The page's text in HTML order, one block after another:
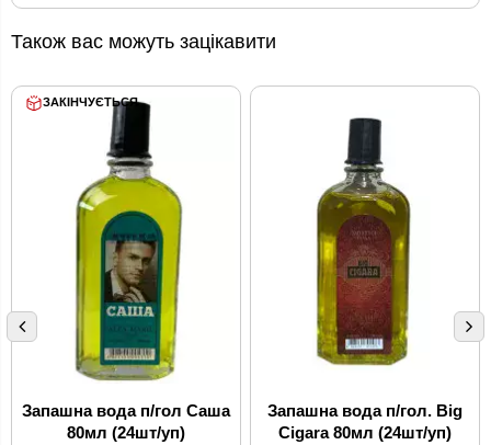
Також вас можуть зацікавити
ЗАКІНЧУЄТЬСЯ
Запашна вода п/гол Саша
80мл (24шт/уп)
Запашна вода п/гол. Big
Cigara 80мл (24шт/уп)